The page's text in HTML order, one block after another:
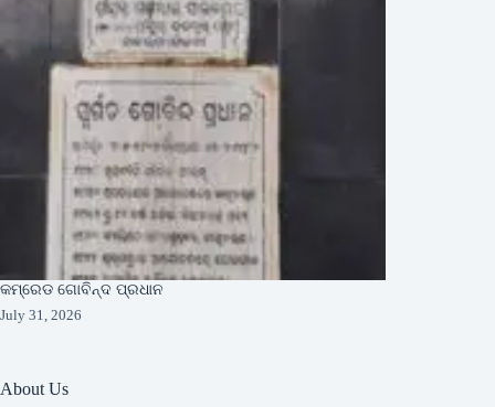
କମ୍ରେଡ ଗୋବିନ୍ଦ ପ୍ରଧାନ
July 31, 2026
About Us